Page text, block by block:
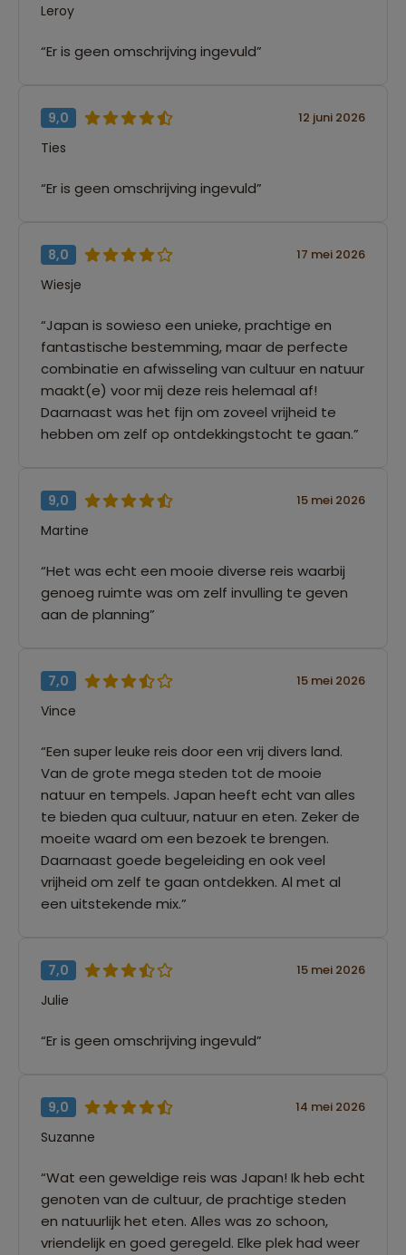
Leroy
“Er is geen omschrijving ingevuld”
9,0 12 juni 2026
Ties
“Er is geen omschrijving ingevuld”
8,0 17 mei 2026
Wiesje
“Japan is sowieso een unieke, prachtige en
fantastische bestemming, maar de perfecte
combinatie en afwisseling van cultuur en natuur
maakt(e) voor mij deze reis helemaal af!
Daarnaast was het fijn om zoveel vrijheid te
hebben om zelf op ontdekkingstocht te gaan.”
9,0 15 mei 2026
Martine
“Het was echt een mooie diverse reis waarbij
genoeg ruimte was om zelf invulling te geven
aan de planning”
7,0 15 mei 2026
Vince
“Een super leuke reis door een vrij divers land.
Van de grote mega steden tot de mooie
natuur en tempels. Japan heeft echt van alles
te bieden qua cultuur, natuur en eten. Zeker de
moeite waard om een bezoek te brengen.
Daarnaast goede begeleiding en ook veel
vrijheid om zelf te gaan ontdekken. Al met al
een uitstekende mix.”
7,0 15 mei 2026
Julie
“Er is geen omschrijving ingevuld”
9,0 14 mei 2026
Suzanne
“Wat een geweldige reis was Japan! Ik heb echt
genoten van de cultuur, de prachtige steden
en natuurlijk het eten. Alles was zo schoon,
vriendelijk en goed geregeld. Elke plek had weer